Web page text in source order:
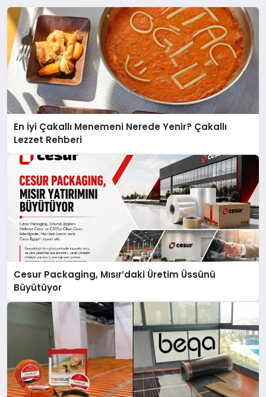
En İyi Çakallı Menemeni Nerede Yenir? Çakallı
Lezzet Rehberi
Cesur Packaging, Mısır’daki Üretim Üssünü
Büyütüyor